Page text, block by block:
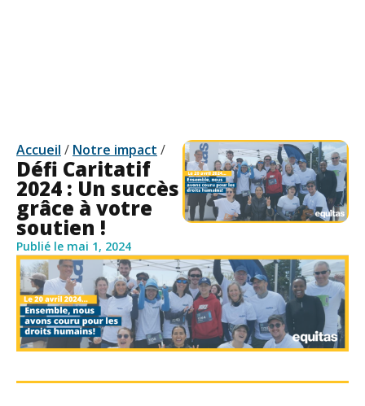
Accueil / Notre impact /
Défi Caritatif
2024 : Un succès
grâce à votre
soutien !
Publié le mai 1, 2024